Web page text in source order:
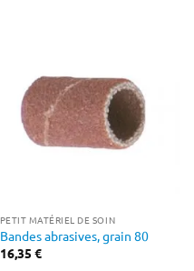
PETIT MATÉRIEL DE SOIN
Bandes abrasives, grain 80
16,35 €